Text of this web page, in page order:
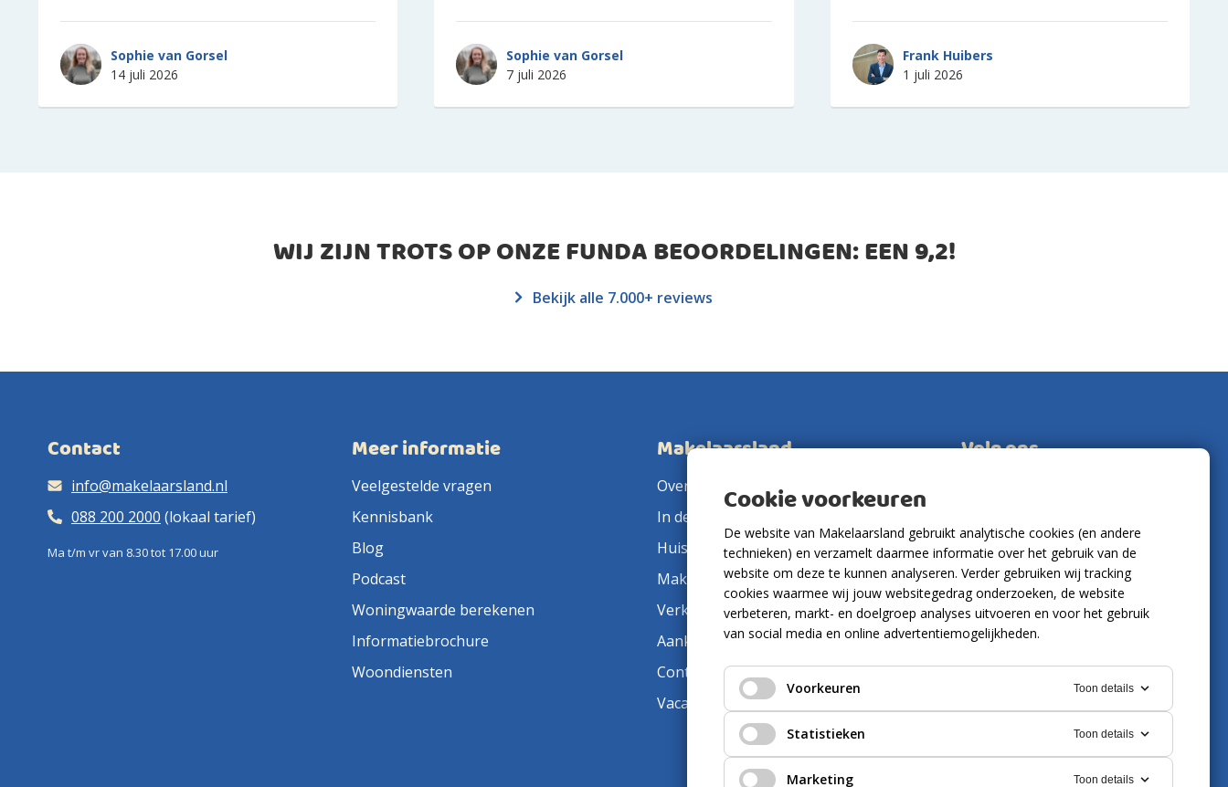
Sophie van Gorsel
14 juli 2026
Sophie van Gorsel
7 juli 2026
Frank Huibers
1 juli 2026
WIJ ZIJN TROTS OP ONZE FUNDA BEOORDELINGEN: EEN9,2!
Bekijk alle 7.000+ reviews
Contact
info@makelaarsland.nl
088 200 2000 (lokaal tarief)
Ma t/m vr van 8.30 tot 17.00 uur
Meer informatie
Veelgestelde vragen
Kennisbank
Blog
Podcast
Woningwaarde berekenen
Informatiebrochure
Woondiensten
Makelaarsland
Over ons
In de pers
Huis verkopen
Makelaar in de buurt
Verkoopmakelaar
Aankoopmakelaar
Contact
Vacatures
Volg ons
Cookie voorkeuren
De website van Makelaarsland gebruikt analytische cookies (en andere
technieken) en verzamelt daarmee informatie over het gebruik van de
website om deze te kunnen analyseren. Verder gebruiken wij tracking
cookies waarmee wij jouw websitegedrag onderzoeken, de website
verbeteren, markt- en doelgroep analyses uitvoeren en voor het gebruik
van social media en online advertentiemogelijkheden.
Voorkeuren Toon details
Statistieken Toon details
Marketing Toon details